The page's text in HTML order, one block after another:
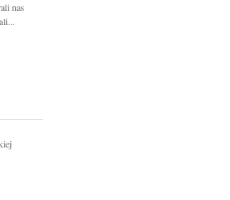
nas